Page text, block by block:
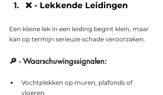
❌ - Lekkende Leidingen
Een kleine lek in een leiding begint klein, maar
kan op termijn serieuze schade veroorzaken.
🔎 - Waarschuwingssignalen:
Vochtplekken op muren, plafonds of
vloeren.